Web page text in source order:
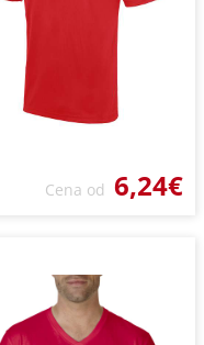
Cena od 6,24€